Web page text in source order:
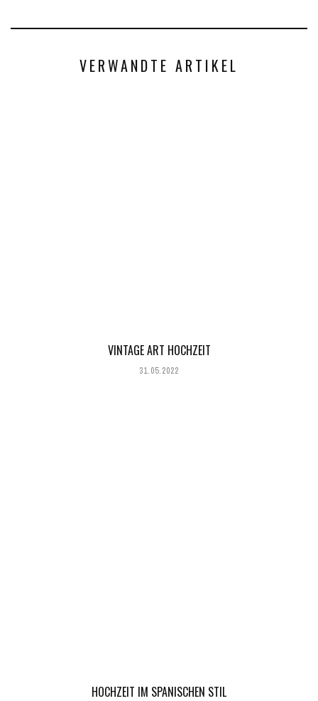
VERWANDTE ARTIKEL
VINTAGE ART HOCHZEIT
31.05.2022
HOCHZEIT IM SPANISCHEN STIL